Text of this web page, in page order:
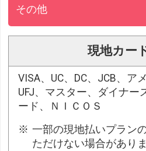
その他
現地カー
VISA、UC、DC、JCB、ア
UFJ、マスター、ダイナー
ード、ＮＩＣＯＳ
一部の現地払いプラン
ただけない場合がありま